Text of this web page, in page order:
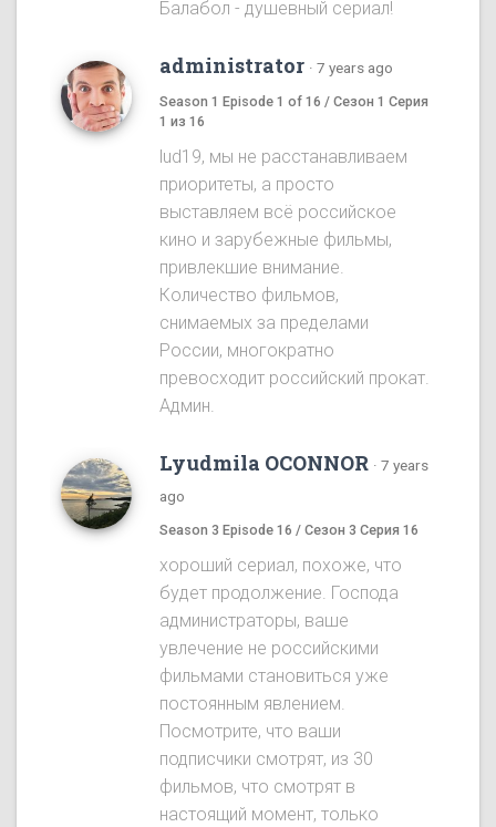
Балабол - душевный сериал!
administrator · 7 years ago
Season 1 Episode 1 of 16 / Сезон 1 Серия
1 из 16
lud19, мы не расстанавливаем
приоритеты, а просто
выставляем всё российское
кино и зарубежные фильмы,
привлекшие внимание.
Количество фильмов,
снимаемых за пределами
России, многократно
превосходит российский прокат.
Админ.
Lyudmila OCONNOR · 7 years
ago
Season 3 Episode 16 / Сезон 3 Серия 16
хороший сериал, похоже, что
будет продолжение. Господа
администраторы, ваше
увлечение не российскими
фильмами становиться уже
постоянным явлением.
Посмотрите, что ваши
подписчики смотрят, из 30
фильмов, что смотрят в
настоящий момент, только